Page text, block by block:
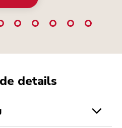
details